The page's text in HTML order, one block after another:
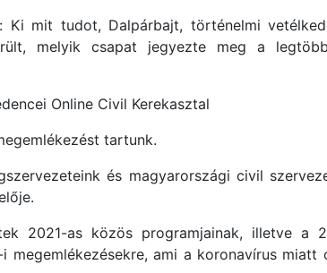
Ki mit tudot, Dalpárbajt, történelmi
melyik csapat jegyezte meg a
Online Civil Kerekasztal
tartunk.
és magyarországi civil
2021-as közös programjainak, illetve a
ami a koronavírus miatt